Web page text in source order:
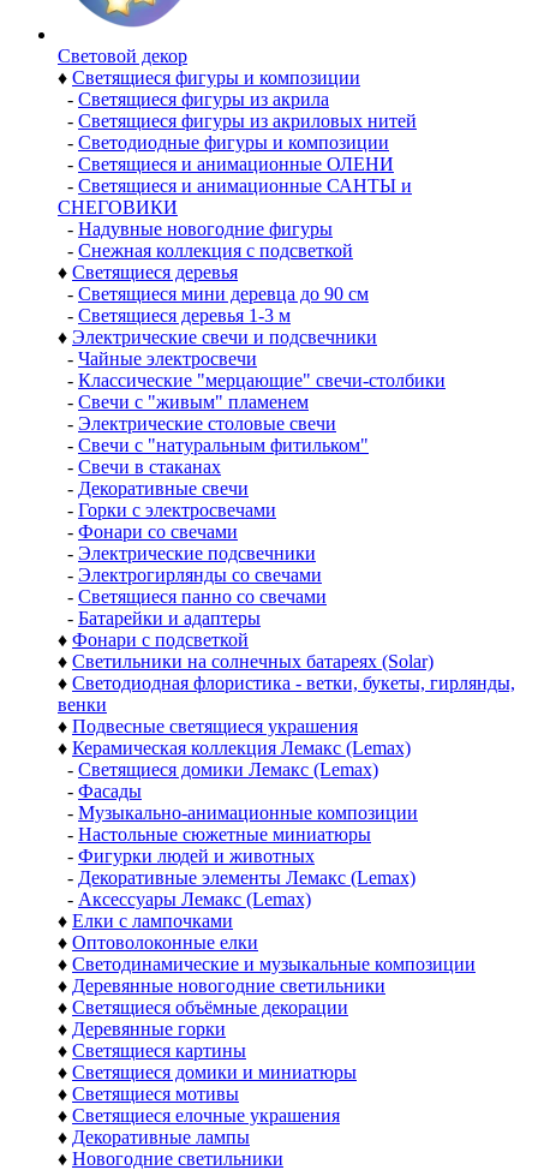
Световой декор
♦ Светящиеся фигуры и композиции
- Светящиеся фигуры из акрила
- Светящиеся фигуры из акриловых нитей
- Светодиодные фигуры и композиции
- Светящиеся и анимационные ОЛЕНИ
- Светящиеся и анимационные САНТЫ и
СНЕГОВИКИ
- Надувные новогодние фигуры
- Снежная коллекция с подсветкой
♦ Светящиеся деревья
- Светящиеся мини деревца до 90 см
- Светящиеся деревья 1-3 м
♦ Электрические свечи и подсвечники
- Чайные электросвечи
- Классические "мерцающие" свечи-столбики
- Свечи с "живым" пламенем
- Электрические столовые свечи
- Свечи с "натуральным фитильком"
- Свечи в стаканах
- Декоративные свечи
- Горки с электросвечами
- Фонари со свечами
- Электрические подсвечники
- Электрогирлянды со свечами
- Светящиеся панно со свечами
- Батарейки и адаптеры
♦ Фонари с подсветкой
♦ Светильники на солнечных батареях (Solar)
♦ Светодиодная флористика - ветки, букеты, гирлянды,
венки
♦ Подвесные светящиеся украшения
♦ Керамическая коллекция Лемакс (Lemax)
- Светящиеся домики Лемакс (Lemax)
- Фасады
- Музыкально-анимационные композиции
- Настольные сюжетные миниатюры
- Фигурки людей и животных
- Декоративные элементы Лемакс (Lemax)
- Аксессуары Лемакс (Lemax)
♦ Елки с лампочками
♦ Оптоволоконные елки
♦ Светодинамические и музыкальные композиции
♦ Деревянные новогодние светильники
♦ Светящиеся объёмные декорации
♦ Деревянные горки
♦ Светящиеся картины
♦ Светящиеся домики и миниатюры
♦ Светящиеся мотивы
♦ Светящиеся елочные украшения
♦ Декоративные лампы
♦ Новогодние светильники